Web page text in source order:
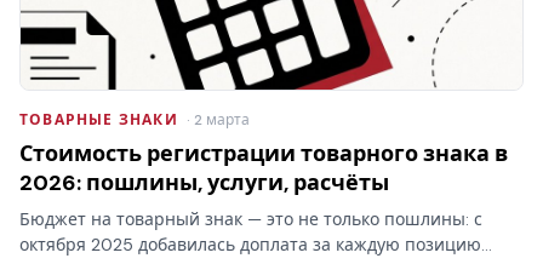
ТОВАРНЫЕ ЗНАКИ · 2 марта
Стоимость регистрации товарного знака в
2026: пошлины, услуги, расчёты
Бюджет на товарный знак — это не только пошлины: с
октября 2025 добавилась доплата за каждую позицию